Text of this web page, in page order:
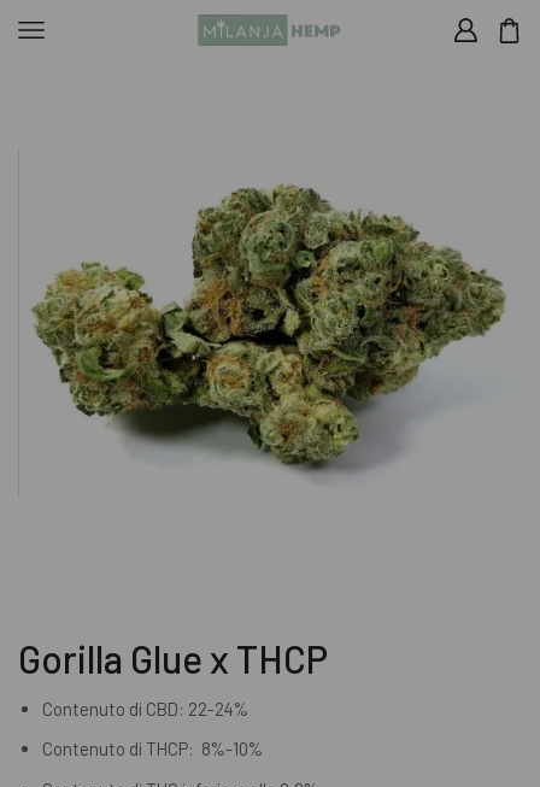
Gorilla Glue x THCP
Contenuto di CBD: 22-24%
Contenuto di THCP: 8%-10%